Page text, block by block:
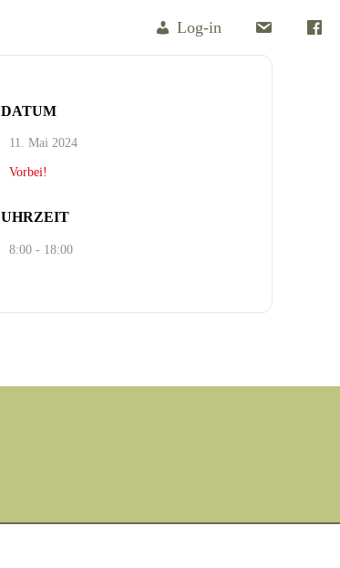
Log-in
DATUM
11. Mai 2024
Vorbei!
UHRZEIT
8:00 - 18:00